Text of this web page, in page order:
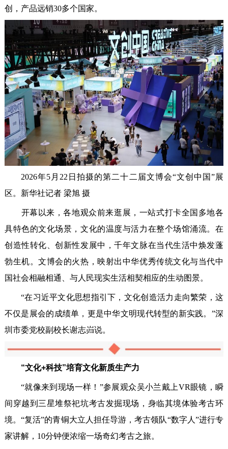
创，产品远销30多个国家。
2026年5月22日拍摄的第二十二届文博会“文创中国”展
区。新华社记者 梁旭 摄
开幕以来，各地观众前来逛展，一站式打卡全国多地各
具特色的文化场景，文化的温度与活力在整个场馆涌流。在
创造性转化、创新性发展中，千年文脉在当代生活中焕发蓬
勃生机。文博会的火热，映射出中华优秀传统文化与当代中
国社会相融相通、与人民现实生活相契相应的生动图景。
“在习近平文化思想指引下，文化创造活力走向繁荣，这
不仅是展会的成绩单，更是中华文明现代转型的新实践。”深
圳市委党校副校长谢志岿说。
“文化+科技”培育文化新质生产力
“就像来到现场一样！”参展观众吴小兰戴上VR眼镜，瞬
间穿越到三星堆祭祀坑考古发掘现场，身临其境体验考古环
境。“复活”的青铜大立人担任导游，考古领队“数字人”进行专
家讲解，10分钟便浓缩一场奇幻考古之旅。